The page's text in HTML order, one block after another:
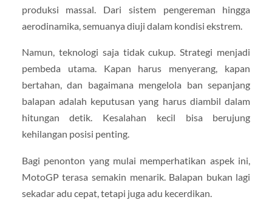
produksi massal. Dari sistem pengereman hingga
aerodinamika, semuanya diuji dalam kondisi ekstrem.
Namun, teknologi saja tidak cukup. Strategi menjadi
pembeda utama. Kapan harus menyerang, kapan
bertahan, dan bagaimana mengelola ban sepanjang
balapan adalah keputusan yang harus diambil dalam
hitungan detik. Kesalahan kecil bisa berujung
kehilangan posisi penting.
Bagi penonton yang mulai memperhatikan aspek ini,
MotoGP terasa semakin menarik. Balapan bukan lagi
sekadar adu cepat, tetapi juga adu kecerdikan.